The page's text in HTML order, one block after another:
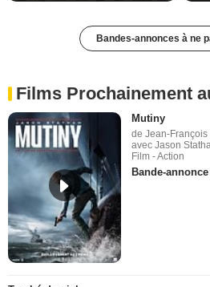
Bandes-annonces à ne
Films Prochainement
Mutiny
de Jean-François
avec Jason
Film - Action
Bande-annonce